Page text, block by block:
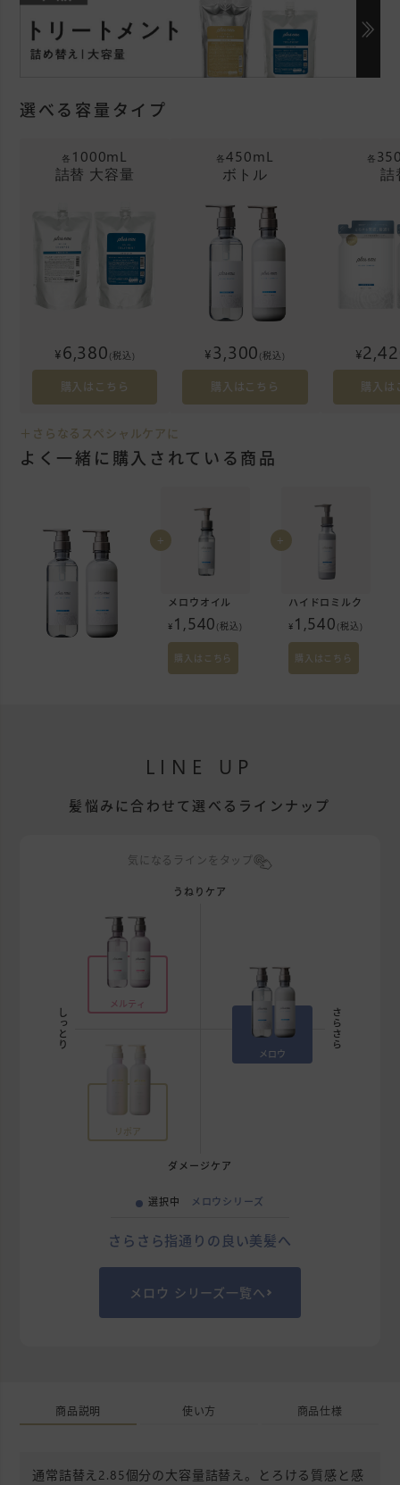
選べる容量タイプ
各 1000mL
詰替 大容量
¥6,380 (税込)
購入はこちら
各450mL
ボトル
¥3,300 (税込)
購入はこちら
各
詰
¥
購入は
＋さらなるスペシャルケアに
よく一緒に購入されている商品
+
メロウオイル
¥ 1,540 (税込)
購入はこちら
+
ハイドロミルク
¥ 1,540 (税込)
購入はこちら
LINE UP
髪悩みに合わせて選べるラインナップ
気になるラインをタップ
うねりケア
しっとり さらさら
ダメージケア
メルティ
メロウ
リポア
選択中 メロウシリーズ
さらさら指通りの良い美髪へ
メロウ シリーズ一覧へ
商品説明 使い方 商品仕様
通常詰替え2.85個分の大容量詰替え。とろける質感と感